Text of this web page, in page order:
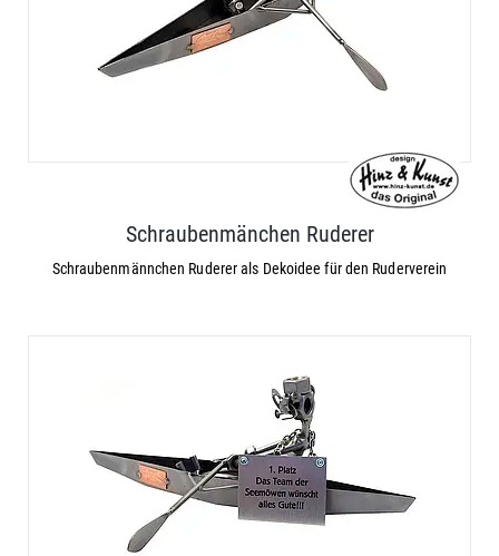
Schraubenmänchen Ruderer
Schraubenmännchen Ruderer als Dekoidee für den Ruderverein